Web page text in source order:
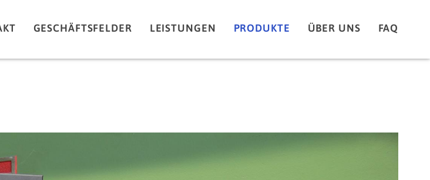
GESCHÄFTSFELDER LEISTUNGEN PRODUKTE ÜBER UNS FAQ